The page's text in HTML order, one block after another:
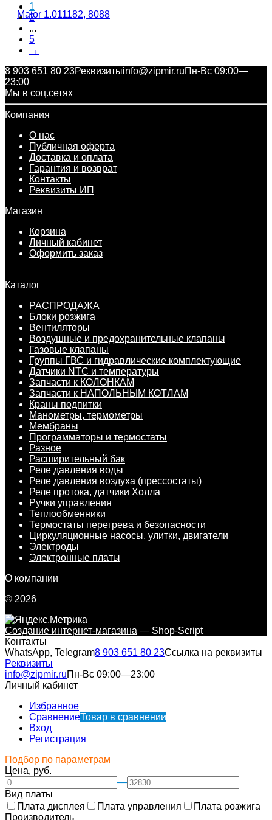
1
2
...
5
→
8 903 651 80 23Реквизитыinfo@zipmir.ruПн-Вс 09:00—
23:00
Мы в соц.сетях
Компания
О нас
Публичная оферта
Доставка и оплата
Гарантия и возврат
Контакты
Реквизиты ИП
Магазин
Корзина
Личный кабинет
Оформить заказ
Каталог
РАСПРОДАЖА
Блоки розжига
Вентиляторы
Воздушные и предохранительные клапаны
Газовые клапаны
Группы ГВС и гидравлические комплектующие
Датчики NTC и температуры
Запчасти к КОЛОНКАМ
Запчасти к НАПОЛЬНЫМ КОТЛАМ
Краны подпитки
Манометры, термометры
Мембраны
Программаторы и термостаты
Разное
Расширительный бак
Реле давления воды
Реле давления воздуха (прессостаты)
Реле протока, датчики Холла
Ручки управления
Теплообменники
Термостаты перегрева и безопасности
Циркуляционные насосы, улитки, двигатели
Электроды
Электронные платы
О компании
© 2026
Создание интернет-магазина — Shop-Script
Контакты
WhatsApp, Telegram8 903 651 80 23Ссылка на реквизиты
Реквизиты
info@zipmir.ruПн-Вс 09:00—23:00
Личный кабинет
Избранное
СравнениеТовар в сравнении
Вход
Регистрация
Подбор по параметрам
Цена, руб.
—
Вид платы
Плата дисплея
Плата управления
Плата розжига
Производитель